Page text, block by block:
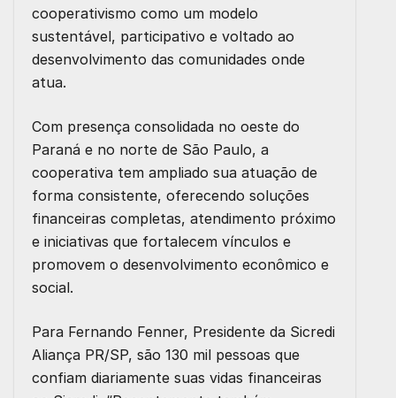
cooperativismo como um modelo
sustentável, participativo e voltado ao
desenvolvimento das comunidades onde
atua.
Com presença consolidada no oeste do
Paraná e no norte de São Paulo, a
cooperativa tem ampliado sua atuação de
forma consistente, oferecendo soluções
financeiras completas, atendimento próximo
e iniciativas que fortalecem vínculos e
promovem o desenvolvimento econômico e
social.
Para Fernando Fenner, Presidente da Sicredi
Aliança PR/SP, são 130 mil pessoas que
confiam diariamente suas vidas financeiras